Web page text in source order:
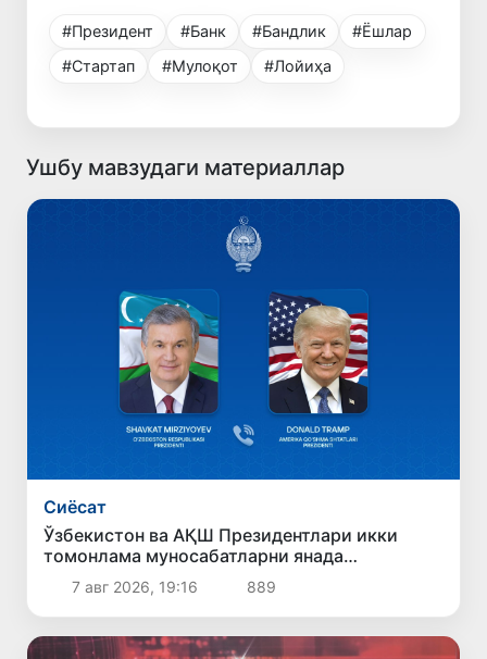
#Президент #Банк #Бандлик
#Ёшлар
#Стартап
#Мулоқот #Лойиҳа
Ушбу мавзудаги материаллар
Сиёсат
Ўзбекистон ва АҚШ Президентлари икки
томонлама муносабатларни янада
мустаҳкамлаш истиқболларини муҳокама
қилдилар
7 авг 2026, 19:16 889